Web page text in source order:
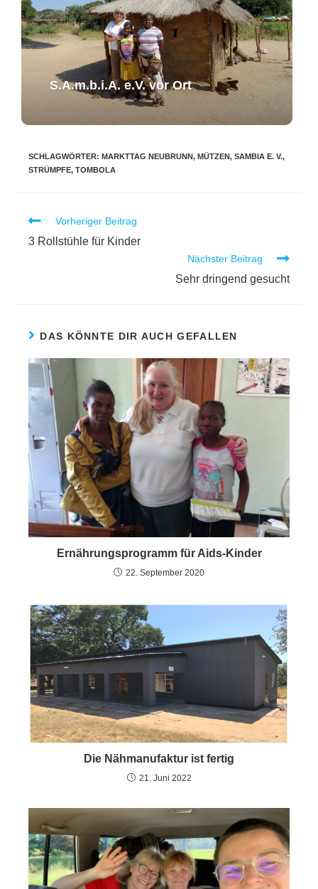
S.A.m.b.i.A. e.V. ​vor Ort​​
SCHLAGWÖRTER: MARKTTAG NEUBRUNN, MÜTZEN, SAMBIA E. V.,
STRÜMPFE, TOMBOLA
Vorheriger Beitrag
3 Rollstühle für Kinder
Nächster Beitrag
Sehr dringend gesucht
DAS KÖNNTE DIR AUCH GEFALLEN
Ernährungsprogramm für Aids-Kinder
22. September 2020
Die Nähmanufaktur ist fertig
21. Juni 2022